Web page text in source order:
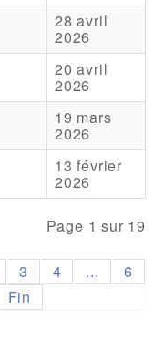
28 avril
2026
20 avril
2026
19 mars
2026
13 février
2026
Page 1 sur 19
3 4 ...
6
Fin